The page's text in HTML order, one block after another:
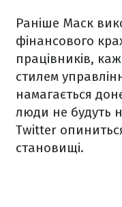
Раніше Маск
фінансового
працівників,
стилем
намагається
люди не будуть
Twitter
становищі.